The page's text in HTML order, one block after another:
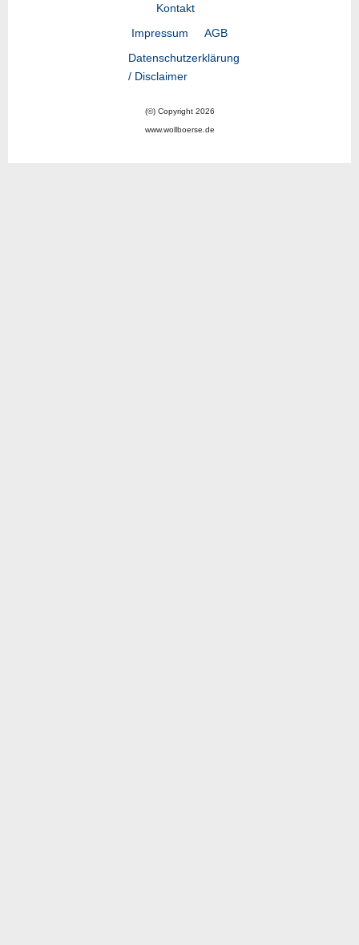
Kontakt
Impressum
AGB
Datenschutzerklärung
/ Disclaimer
(©) Copyright 2026
www.wollboerse.de